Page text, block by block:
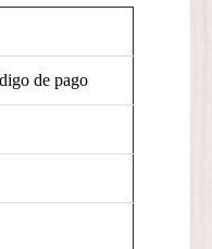
de pago